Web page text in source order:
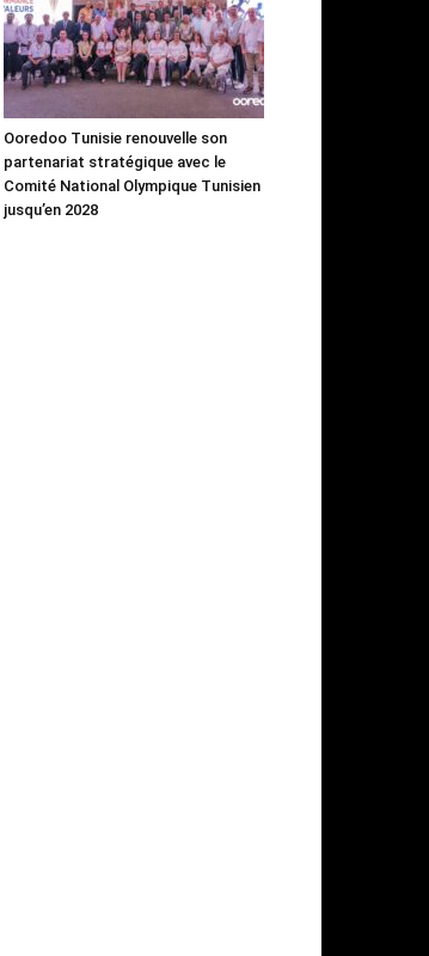
Ooredoo Tunisie renouvelle son
partenariat stratégique avec le
Comité National Olympique Tunisien
jusqu’en 2028